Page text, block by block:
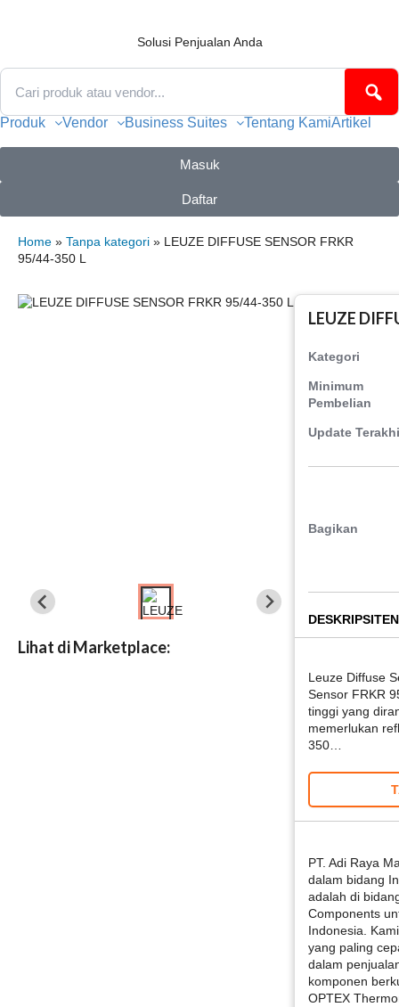
Solusi Penjualan Anda
Produk Vendor Business Suites Tentang KamiArtikel
Masuk
Daftar
Home » Tanpa kategori » LEUZE DIFFUSE SENSOR FRKR
95/44-350 L
Lihat di Marketplace:
LEUZE
Kategori
Minimum
Pembelian
Update
Bagikan
DESKRIPSI
Leuze Diffuse
Sensor FRKR
tinggi yang
memerlukan
350…
PT. Adi Raya
dalam bidang
adalah di
Components
Indonesia.
yang paling
dalam
komponen
OPTEX